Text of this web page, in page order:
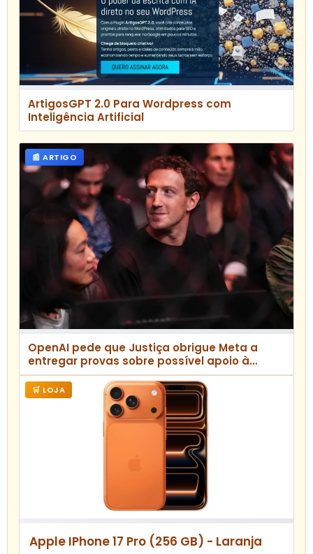
ArtigosGPT 2.0 Para Wordpress com
Inteligência Artificial
📰 ARTIGO
OpenAI pede que Justiça obrigue Meta a
entregar provas sobre possível apoio à
oferta de US$ 97 bilhões de Elon Musk
🛒 LOJA
Apple IPhone 17 Pro (256 GB) - Laranja